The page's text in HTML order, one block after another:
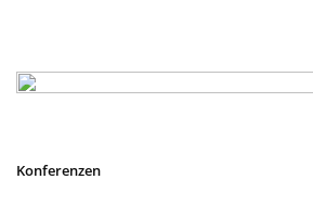
Konferenzen